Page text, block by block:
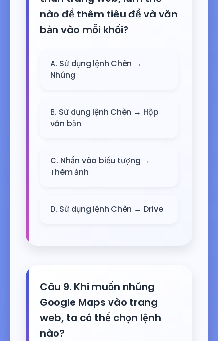
nào để thêm tiêu đề và văn
bản vào mỗi khối?
A. Sử dụng lệnh Chèn →
Nhúng
B. Sử dụng lệnh Chèn → Hộp
văn bản
C. Nhấn vào biểu tượng →
Thêm ảnh
D. Sử dụng lệnh Chèn → Drive
Câu 9. Khi muốn nhúng
Google Maps vào trang
web, ta có thể chọn lệnh
nào?